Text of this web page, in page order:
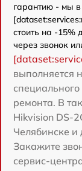
гарантию - мы в
стоить на -15%
через звонок
выполняется
ремонта. В
Hikvision DS-
Челябинске и
Закажите
сервис-